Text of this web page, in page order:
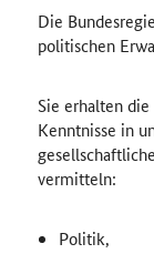
Die
politischen
Sie erhalten
Kenntnisse in
vermitteln:
Politik,